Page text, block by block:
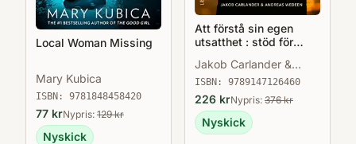
Local Woman Missing
Mary Kubica
ISBN: 9781848458420
77 krNypris: 129kr
Nyskick
Att förstå sin egen
utsatthet : stöd för
människovårdande
yrken
Jakob Carlander &
Andreas Wedeen
ISBN: 9789147126460
226 krNypris: 376kr
Nyskick